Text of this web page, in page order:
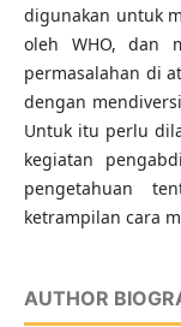
digunakan untuk
oleh WHO, dan
permasalahan di
dengan
Untuk itu perlu
kegiatan
pengetahuan
ketrampilan cara
AUTHOR